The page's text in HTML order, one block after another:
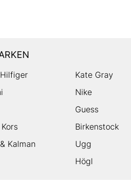
Kate Gray
Nike
Guess
Birkenstock
Kalman
Ugg
Högl